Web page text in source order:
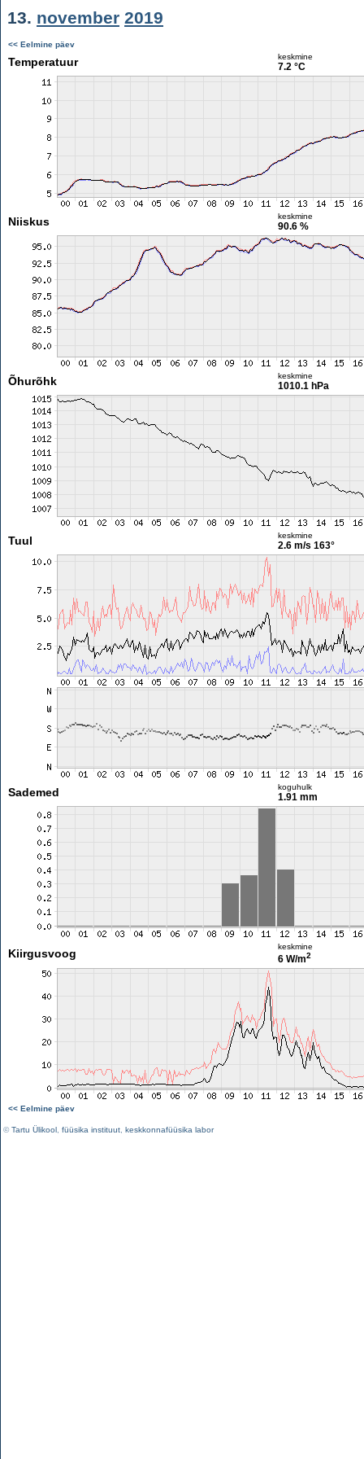
13. november 2019
<< Eelmine päev
Temperatuur keskmine
7.2 °C
Niiskus keskmine
90.6 %
Õhurõhk keskmine
1010.1 hPa
Tuul keskmine
2.6 m/s 163°
Sademed koguhulk
1.91 mm
Kiirgusvoog
keskmine
6 W/m2
<< Eelmine päev
©Tartu Ülikool füüsika instituut keskkonnafüüsika labor